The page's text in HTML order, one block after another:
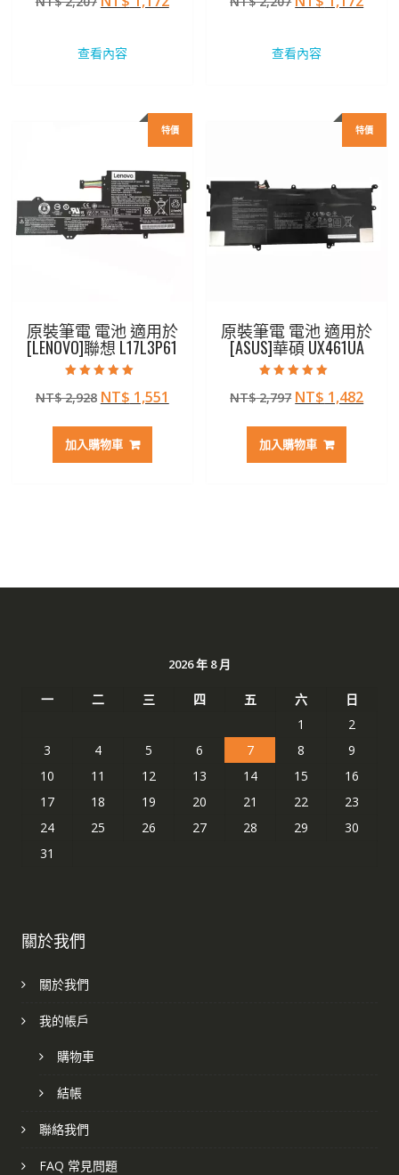
滿分 5
格：
查看內容
滿分 5
格：
查看內容
特價
原裝筆電 電池 適用於
[LENOVO]聯想 L17L3P61
5.00
滿分 5
NT$2,928 原
價
格：
NT$ 1,551
加入購物車
特價
原裝筆電 電池 適用於
[ASUS]華碩 UX461UA
5.00
滿分 5
NT$2,797 原
價
格：
NT$ 1,482目
加入購物車
2026 年 8 月
一 二 三 四 五 六
日
1
2
3
4 5 6 7 8
9
10
11 12 13 14 15
16
17
18 19 20 21 22
23
24
25 26 27 28 29
30
31
關於我們
關於我們
我的帳戶
購物車
結帳
聯絡我們
FAQ 常見問題